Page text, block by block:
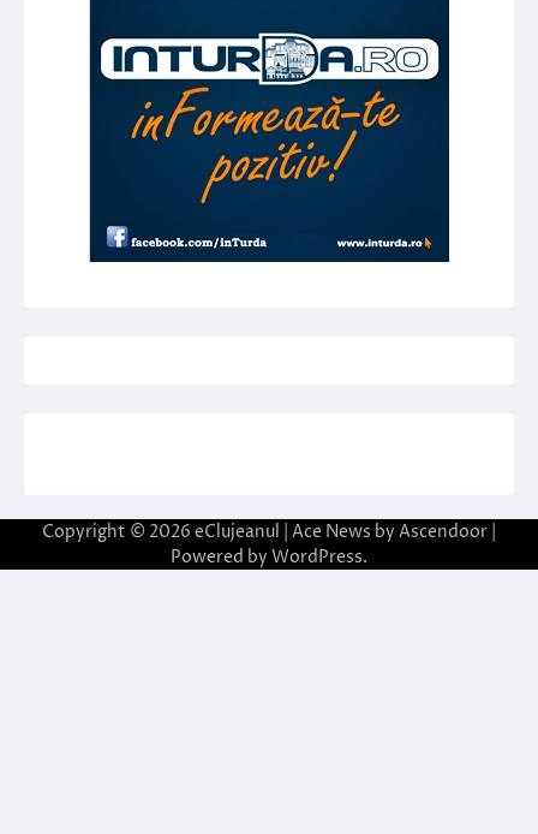
Copyright © 2026 eClujeanul | Ace News by Ascendoor
Powered by WordPress.